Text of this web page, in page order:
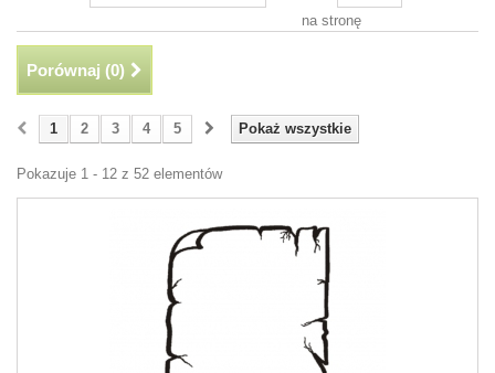
na stronę
Porównaj (0)
Pokaż wszystkie
1 2 3 4 5
Pokazuje 1 - 12 z 52 elementów